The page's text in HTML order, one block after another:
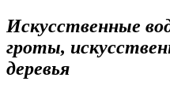
Искусственные
гроты,
деревья